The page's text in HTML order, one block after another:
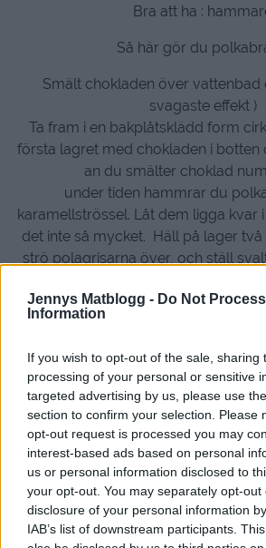
Jennys Matblogg - Do Not
Information
If you wish to opt-out of the sale, sharing
processing of your personal or sensitive
targeted advertising by us, please use
section to confirm your selection. Please
opt-out request is processed you may
interest-based ads based on personal
us or personal information disclosed to
your opt-out. You may separately opt-
disclosure of your personal information
IAB’s list of downstream participants.
Bra att ha :
Så här gör du
Smält chokladen över vattenbad
svagaste effekt )
Ta fram i en bakplåtsklädd form
första lagret med chokladen i botten
an du smälter choklad
under tiden hammrar du
karamellströssel. Låt dem ligga kvar
det inte så mycket. Häll på lager
strö polagrisarna över, och ställ
Förvaras framme i
FLER ENKLA JULGODIS